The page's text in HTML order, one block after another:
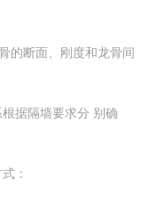
的断面、刚度和龙骨间
据隔墙要求分 别确
：